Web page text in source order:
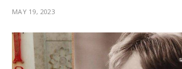
MAY 19, 2023